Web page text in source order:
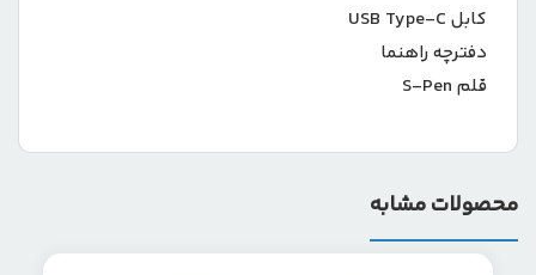
کابل USB Type-C
دفترچه‌ راهنما
قلم S-Pen
محصولات مشابه